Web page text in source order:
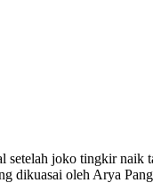
joko tingkir naik
dikuasai oleh Arya